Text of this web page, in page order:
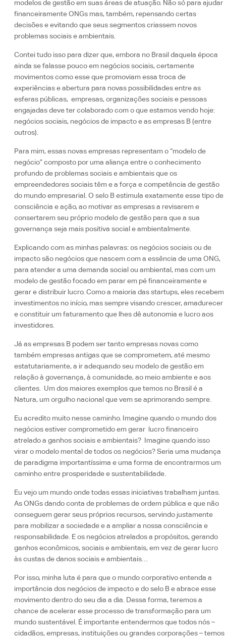
modelos de gestão em suas áreas de atuação. Não só para ajudar
financeiramente ONGs mas, também, repensando certas
decisões e evitando que seus segmentos criassem novos
problemas sociais e ambientais.
Contei tudo isso para dizer que, embora no Brasil daquela época
ainda se falasse pouco em negócios sociais, certamente
movimentos como esse que promoviam essa troca de
experiências e abertura para novas possibilidades entre as
esferas públicas, empresas, organizações sociais e pessoas
engajadas deve ter colaborado com o que estamos vendo hoje:
negócios sociais, negócios de impacto e as empresas B (entre
outros).
Para mim, essas novas empresas representam o “modelo de
negócio” composto por uma aliança entre o conhecimento
profundo de problemas sociais e ambientais que os
empreendedores sociais têm e a força e competência de gestão
do mundo empresarial. O selo B estimula exatamente esse tipo de
consciência e ação, ao motivar as empresas a revisarem e
consertarem seu próprio modelo de gestão para que a sua
governança seja mais positiva social e ambientalmente.
Explicando com as minhas palavras: os negócios sociais ou de
impacto são negócios que nascem com a essência de uma ONG,
para atender a uma demanda social ou ambiental, mas com um
modelo de gestão focado em parar em pé financeiramente e
gerar e distribuir lucro. Como a maioria das startups, eles recebem
investimentos no início, mas sempre visando crescer, amadurecer
e constituir um faturamento que lhes dê autonomia e lucro aos
investidores.
Já as empresas B podem ser tanto empresas novas como
também empresas antigas que se comprometem, até mesmo
estatutariamente, a ir adequando seu modelo de gestão em
relação à governança, à comunidade, ao meio ambiente e aos
clientes. Um dos maiores exemplos que temos no Brasil é a
Natura, um orgulho nacional que vem se aprimorando sempre.
Eu acredito muito nesse caminho. Imagine quando o mundo dos
negócios estiver comprometido em gerar lucro financeiro
atrelado a ganhos sociais e ambientais? Imagine quando isso
viraro modelo mental de todos os negócios? Seria uma mudança
de paradigma importantíssima e uma forma de encontrarmos um
caminho entre prosperidade e sustentabilidade.
Eu vejo um mundo onde todas essas iniciativas trabalham juntas.
As ONGs dando conta de problemas de ordem pública e que não
conseguem gerar seus próprios recursos, servindo justamente
para mobilizar a sociedade e a ampliar a nossa consciência e
responsabilidade. E os negócios atrelados a propósitos, gerando
ganhos econômicos, sociais e ambientais, em vez de gerar lucro
às custas de danos sociais e ambientais…
Por isso, minha luta é para que o mundo corporativo entenda a
importância dos negócios de impacto e do selo B e abrace esse
movimento dentro do seu dia a dia. Dessa forma, teremos a
chance de acelerar esse processo de transformação para um
mundo sustentável. É importante entendermos que todos nós –
cidadãos, empresas, instituições ou grandes corporações – temos